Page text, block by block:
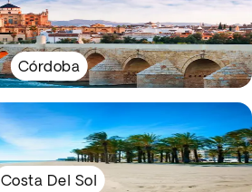
Córdoba
Costa Del Sol